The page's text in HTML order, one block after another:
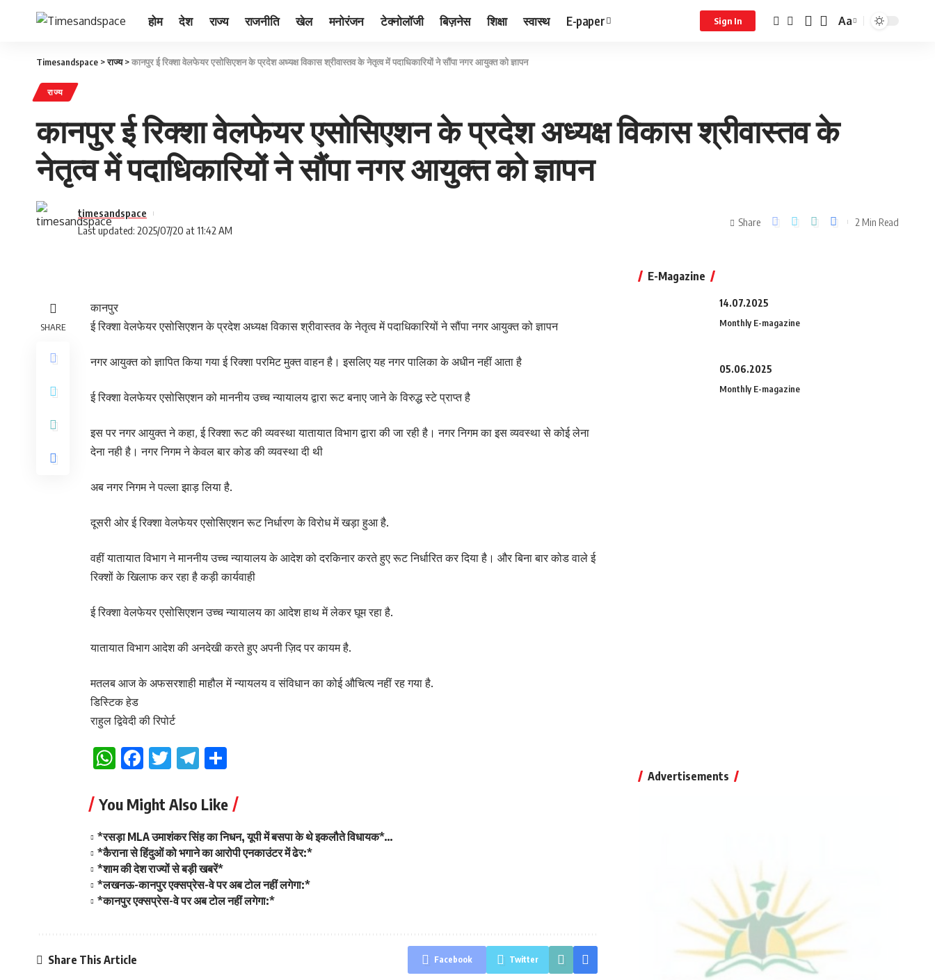
होम देश राज्य राजनीति खेल मनोरंजन टेक्नोलॉजी बिज़नेस शिक्षा स्वास्थ E-paper Sign In Aa
Timesandspace >राज्य>कानपुर ई रिक्शा वेलफेयर एसोसिएशन के प्रदेश अध्यक्ष विकास श्रीवास्तव के नेतृत्व में पदाधिकारियों ने सौंपा नगर आयुक्त को ज्ञापन
राज्य
कानपुर ई रिक्शा वेलफेयर एसोसिएशन के प्रदेश अध्यक्ष विकास श्रीवास्तव के
नेतृत्व में पदाधिकारियों ने सौंपा नगर आयुक्त को ज्ञापन
Last updated: 2025/07/20 at 11:42 AM
timesandspace
Share 2 Min Read
SHARE
कानपुर
ई रिक्शा वेलफेयर एसोसिएशन के प्रदेश अध्यक्ष विकास श्रीवास्तव के नेतृत्व में पदाधिकारियों ने सौंपा नगर आयुक्त को ज्ञापन
नगर आयुक्त को ज्ञापित किया गया ई रिक्शा परमिट मुक्त वाहन है। इसलिए यह नगर पालिका के अधीन नहीं आता है
ई रिक्शा वेलफेयर एसोसिएशन को माननीय उच्च न्यायालय द्वारा रूट बनाए जाने के विरुद्ध स्टे प्राप्त है
इस पर नगर आयुक्त ने कहा, ई रिक्शा रूट की व्यवस्था यातायात विभाग द्वारा की जा रही है। नगर निगम का इस व्यवस्था से कोई लेना
देना नही है। नगर निगम ने केवल बार कोड की व्यवस्था दी थी
अब नगर निगम ने पल्ला झाड़ लिया है.
दूसरी ओर ई रिक्शा वेलफेयर एसोसिएशन रूट निर्धारण के विरोध में खड़ा हुआ है.
वहीं यातायात विभाग ने माननीय उच्च न्यायालय के आदेश को दरकिनार करते हुए रूट निर्धारित कर दिया है। और बिना बार कोड वाले ई
रिक्शों के खिलाफ कर रहा है कड़ी कार्यवाही
ई रिक्शा वेलफेयर एसोसिएशन उच्च न्यायालय का आदेश हाथ में लेकर घूम रहा है.
यातायात विभाग आदेश की अनदेखी करते हुए अपनी ज़िद पर कायम है.
मतलब आज के अफसरशाही माहौल में न्यायलय व संविधान का कोई औचित्य नहीं रह गया है.
डिस्टिक हेड
राहुल द्विवेदी की रिपोर्ट
WhatsApp
Facebook
TwitterTelegram
You Might Also Like
*रसड़ा MLA उमाशंकर सिंह का निधन, यूपी में बसपा के थे इकलौते विधायक*…
*कैराना से हिंदुओं को भगाने का आरोपी एनकाउंटर में ढेर:*
*शाम की देश राज्यों से बड़ी खबरें*
*लखनऊ-कानपुर एक्सप्रेस-वे पर अब टोल नहीं लगेगा:*
*कानपुर एक्सप्रेस-वे पर अब टोल नहीं लगेगा:*
Share This Article Facebook Twitter
E-Magazine
14.07.2025
Monthly E-magazine
05.06.2025
Monthly E-magazine
Advertisements